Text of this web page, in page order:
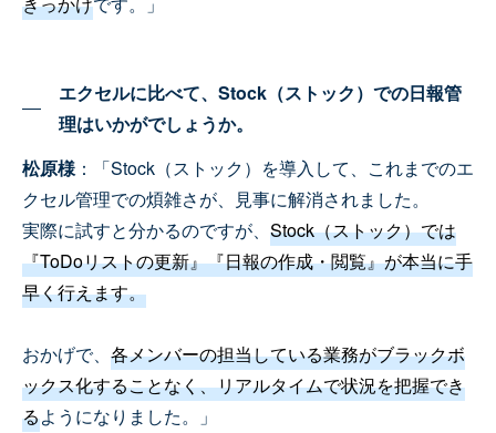
エクセルに比べて、Stock（ストック）での日報管
理はいかがでしょうか。
松原様：「Stock（ストック）を導入して、これまでのエ
クセル管理での煩雑さが、見事に解消されました。
実際に試すと分かるのですが、 Stock（ストック）では
『ToDoリストの更新』『日報の作成・閲覧』が本当に手
早く行えます。
おかげで、 各メンバーの担当している業務がブラックボ
ックス化することなく、リアルタイムで状況を把握でき
るようになりました。」